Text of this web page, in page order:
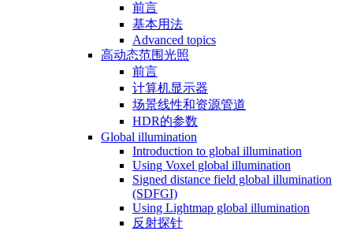
前言
基本用法
Advanced topics
高动态范围光照
前言
计算机显示器
场景线性和资源管道
HDR的参数
Global illumination
Introduction to global illumination
Using Voxel global illumination
Signed distance field global illumination
(SDFGI)
Using Lightmap global illumination
反射探针